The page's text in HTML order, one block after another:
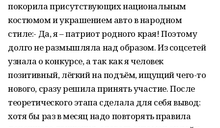
покорила присутствующих национальным
костюмом и украшением авто в народном
стиле:- Да, я – патриот родного края! Поэтому
долго не размышляла над образом. Из соцсетей
узнала о конкурсе, а так как я человек
позитивный, лёгкий на подъём, ищущий чего-то
нового, сразу решила принять участие. После
теоретического этапа сделала для себя вывод:
хотя бы раз в месяц надо повторять правила